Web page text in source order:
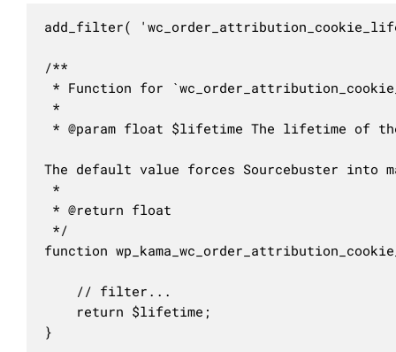
add_filter(
/**
* Function for
*
* @param float $lifetime The lifetime of
The default value forces Sourcebuster
*
* @return float
*/
function
}